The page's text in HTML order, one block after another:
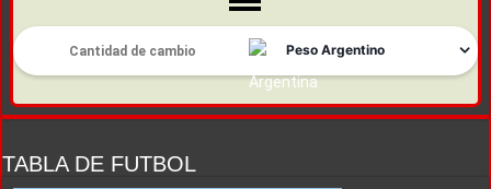
TABLA DE FUTBOL